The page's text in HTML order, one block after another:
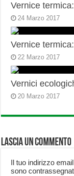
Vernice
24 Marzo 2017
Vernice
22 Marzo 2017
Vernici
20 Marzo 2017
Lascia un commento
Il tuo indirizzo
sono